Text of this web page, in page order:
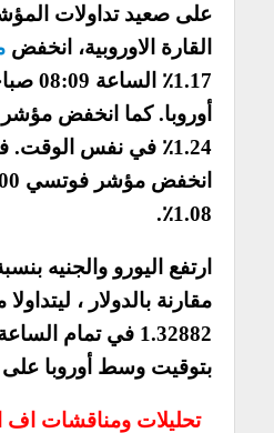
على صعيد تداولات
القارة الاوروبية، انخفض
1.17٪
1.24٪ في نفس
1.08٪.
بتوقيت وسط أوروبا على
تحليلات ومناقشات اف